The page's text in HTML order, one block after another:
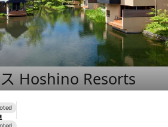
Hoshino Resorts